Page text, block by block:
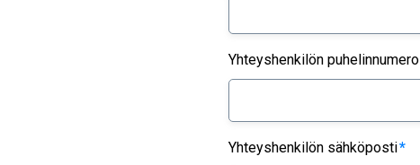
Yhteyshenkilön puhelinnumero
Yhteyshenkilön sähköposti*